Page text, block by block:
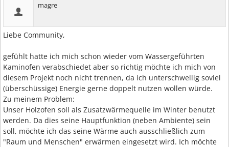
magre
Liebe Community,
gefühlt hatte ich mich schon wieder vom Wassergeführten
Kaminofen verabschiedet aber so richtig möchte ich mich von
diesem Projekt noch nicht trennen, da ich unterschwellig soviel
(überschüssige) Energie gerne doppelt nutzen wollen würde.
Zu meinem Problem:
Unser Holzofen soll als Zusatzwärmequelle im Winter benutzt
werden. Da dies seine Hauptfunktion (neben Ambiente) sein
soll, möchte ich das seine Wärme auch ausschließlich zum
"Raum und Menschen" erwärmen eingesetzt wird. Ich möchte